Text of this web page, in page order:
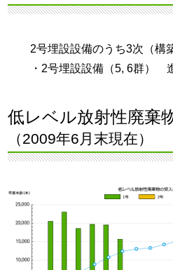
2号埋設設備のうち3次（構
・2号埋設設備（5, 6群） 進
低レベル放射性廃棄
（2009年6月末現在）